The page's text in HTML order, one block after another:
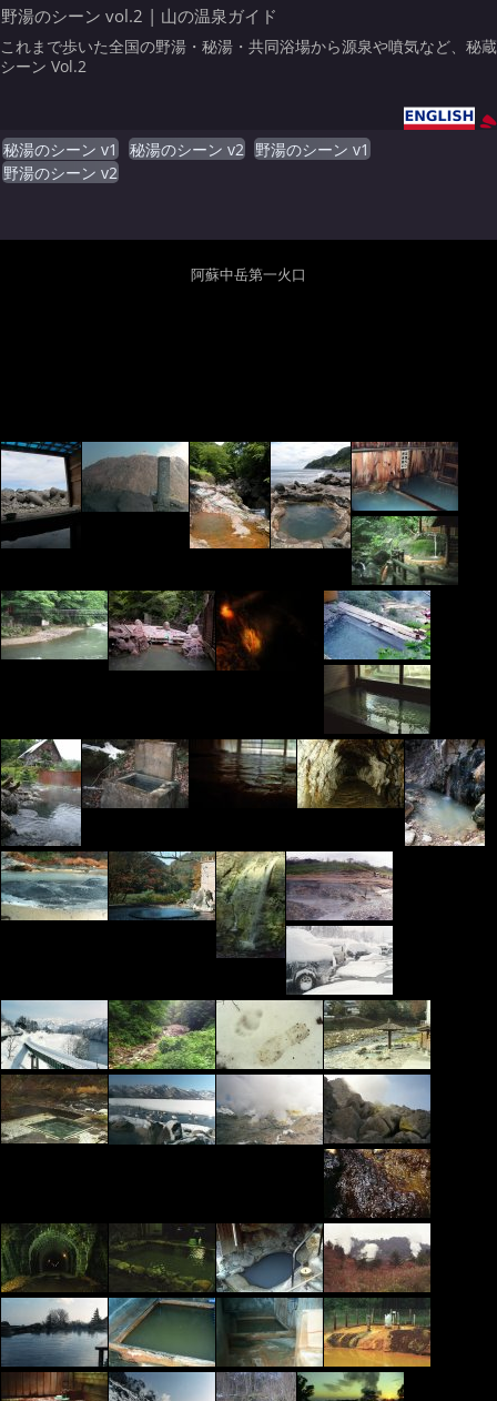
野湯のシーン vol.2 | 山の温泉ガイド
これまで歩いた全国の野湯・秘湯・共同浴場から源泉や噴気など、秘蔵
シーン Vol.2
秘湯のシーン v1 秘湯のシーン v2
野湯のシーン v1
野湯のシーン v2
阿蘇中岳第一火口